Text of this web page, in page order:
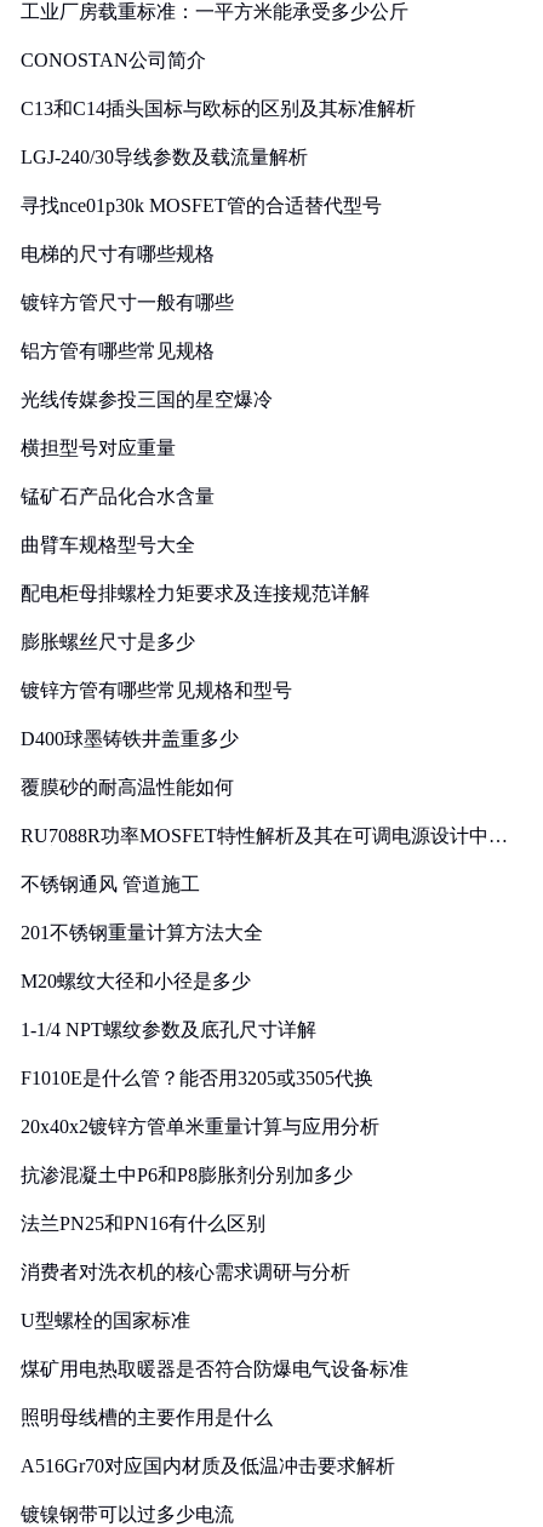
工业厂房载重标准：一平方米能承受多少公斤
CONOSTAN公司简介
C13和C14插头国标与欧标的区别及其标准解析
LGJ-240/30导线参数及载流量解析
寻找nce01p30k MOSFET管的合适替代型号
电梯的尺寸有哪些规格
镀锌方管尺寸一般有哪些
铝方管有哪些常见规格
光线传媒参投三国的星空爆冷
横担型号对应重量
锰矿石产品化合水含量
曲臂车规格型号大全
配电柜母排螺栓力矩要求及连接规范详解
膨胀螺丝尺寸是多少
镀锌方管有哪些常见规格和型号
D400球墨铸铁井盖重多少
覆膜砂的耐高温性能如何
RU7088R功率MOSFET特性解析及其在可调电源设计中的
不锈钢通风 管道施工
201不锈钢重量计算方法大全
M20螺纹大径和小径是多少
1-1/4 NPT螺纹参数及底孔尺寸详解
F1010E是什么管？能否用3205或3505代换
20x40x2镀锌方管单米重量计算与应用分析
抗渗混凝土中P6和P8膨胀剂分别加多少
法兰PN25和PN16有什么区别
消费者对洗衣机的核心需求调研与分析
U型螺栓的国家标准
煤矿用电热取暖器是否符合防爆电气设备标准
照明母线槽的主要作用是什么
A516Gr70对应国内材质及低温冲击要求解析
镀镍钢带可以过多少电流